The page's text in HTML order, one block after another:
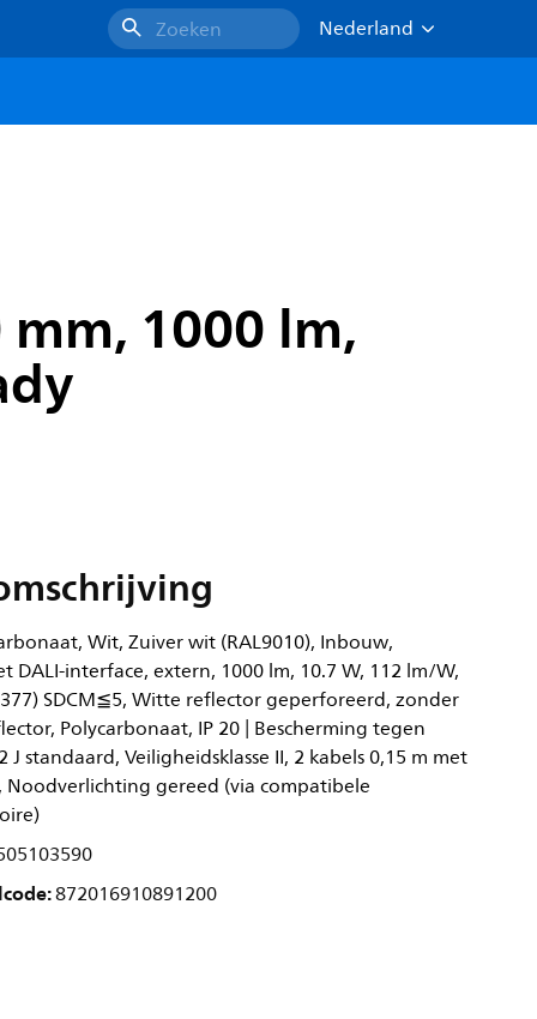
Zoeken
Nederland
1000 lm,
Wit, Zuiver wit (RAL9010), Inbouw,
DALI-interface, extern, 1000 lm, 10.7 W, 112 lm/W,
SDCM≦5, Witte reflector geperforeerd, zonder
Polycarbonaat, IP 20 | Bescherming tegen
J standaard, Veiligheidsklasse II, 2 kabels 0,15 m met
Noodverlichting gereed (via compatibele
872016910891200